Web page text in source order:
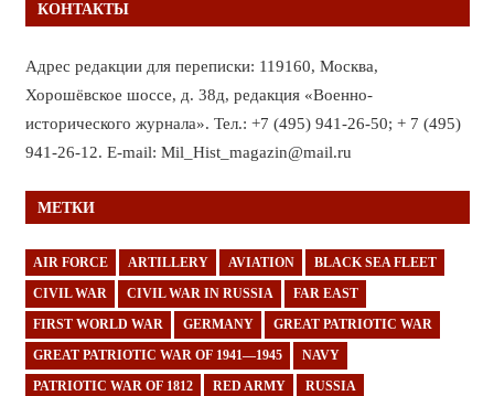
КОНТАКТЫ
Адрес редакции для переписки: 119160, Москва,
Хорошёвское шоссе, д. 38д, редакция «Военно-
исторического журнала». Тел.: +7 (495) 941-26-50; + 7 (495)
941-26-12. E-mail: Mil_Hist_magazin@mail.ru
МЕТКИ
AIR FORCE ARTILLERY AVIATION BLACK SEA FLEET
CIVIL WAR CIVIL WAR IN RUSSIA FAR EAST
FIRST WORLD WAR GERMANY GREAT PATRIOTIC WAR
GREAT PATRIOTIC WAR OF 1941—1945 NAVY
PATRIOTIC WAR OF 1812 RED ARMY RUSSIA